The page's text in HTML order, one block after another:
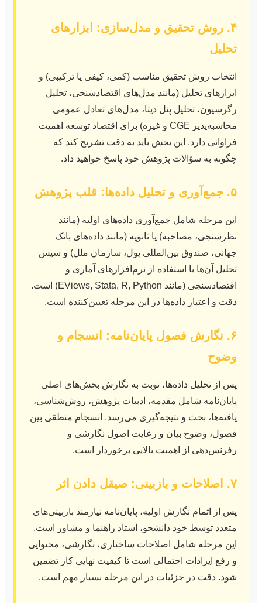
۴. روش تحقیق و مدل‌سازی: ابزارهای
تحلیل
انتخاب روش تحقیق مناسب (کمی، کیفی یا ترکیبی) و
ابزارهای تحلیل (مانند مدل‌های اقتصادسنجی، تحلیل
رگرسیون، تحلیل پنل دیتا، مدل‌های تعادل عمومی
محاسبه‌پذیر CGE و غیره) برای اقتصاد توسعه اهمیت
فراوانی دارد. این بخش باید به دقت تشریح کند که
چگونه به سؤالات پژوهش خود پاسخ خواهید داد.
۵. جمع‌آوری و تحلیل داده‌ها: قلب پژوهش
این مرحله شامل جمع‌آوری داده‌های اولیه (مانند
نظرسنجی، مصاحبه) یا ثانویه (مانند داده‌های بانک
جهانی، صندوق بین‌المللی پول، سازمان ملل) و سپس
تحلیل آن‌ها با استفاده از نرم‌افزارهای آماری و
اقتصادسنجی (مانند EViews, Stata, R, Python) است.
دقت و اعتبار داده‌ها در این مرحله تعیین‌کننده است.
۶. نگارش فصول پایان‌نامه: انسجام و
وضوح
پس از تحلیل داده‌ها، نوبت به نگارش بخش‌های اصلی
پایان‌نامه شامل مقدمه، ادبیات پژوهش، روش‌شناسی،
یافته‌ها، بحث و نتیجه‌گیری می‌رسد. انسجام منطقی بین
فصول، وضوح بیان و رعایت اصول نگارشی و
رفرنس‌دهی از اهمیت بالایی برخوردار است.
۷. اصلاحات و بازبینی: صیقل دادن اثر
پس از اتمام نگارش اولیه، پایان‌نامه نیازمند بازبینی‌های
متعدد توسط خود دانشجو، استاد راهنما و مشاور است.
این مرحله شامل اصلاحات ساختاری، نگارشی، محتوایی
و رفع ایرادات احتمالی است تا کیفیت نهایی کار تضمین
شود. دقت در جزئیات در این مرحله بسیار مهم است.